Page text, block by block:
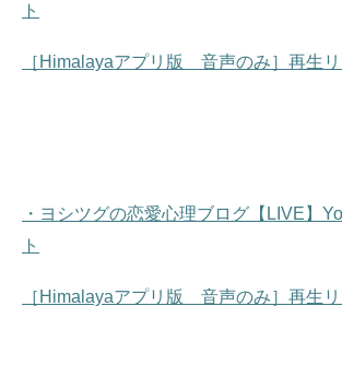
ト
［Himalayaアプリ版 音声のみ］再生リ
・ヨシツグの恋愛心理ブログ【LIVE】
ト
［Himalayaアプリ版 音声のみ］再生リ